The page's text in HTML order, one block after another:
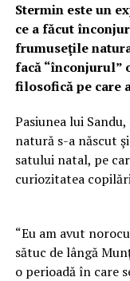
Stermin este un
ce a făcut
frumuseţile
facă “înconjurul”
filosofică pe care
Pasiunea lui
natură s-a născut
satului natal, pe
curiozitatea
“Eu am avut
sătuc de lângă
o perioadă în care